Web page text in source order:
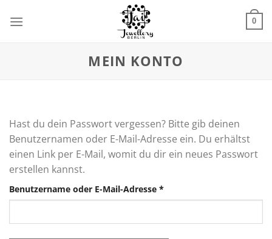
Inhalt
0
MEIN KONTO
Hast du dein Passwort vergessen? Bitte gib deinen
Benutzernamen oder E-Mail-Adresse ein. Du erhältst
einen Link per E-Mail, womit du dir ein neues Passwort
erstellen kannst.
Benutzername oder E-Mail-Adresse *Erforderlich